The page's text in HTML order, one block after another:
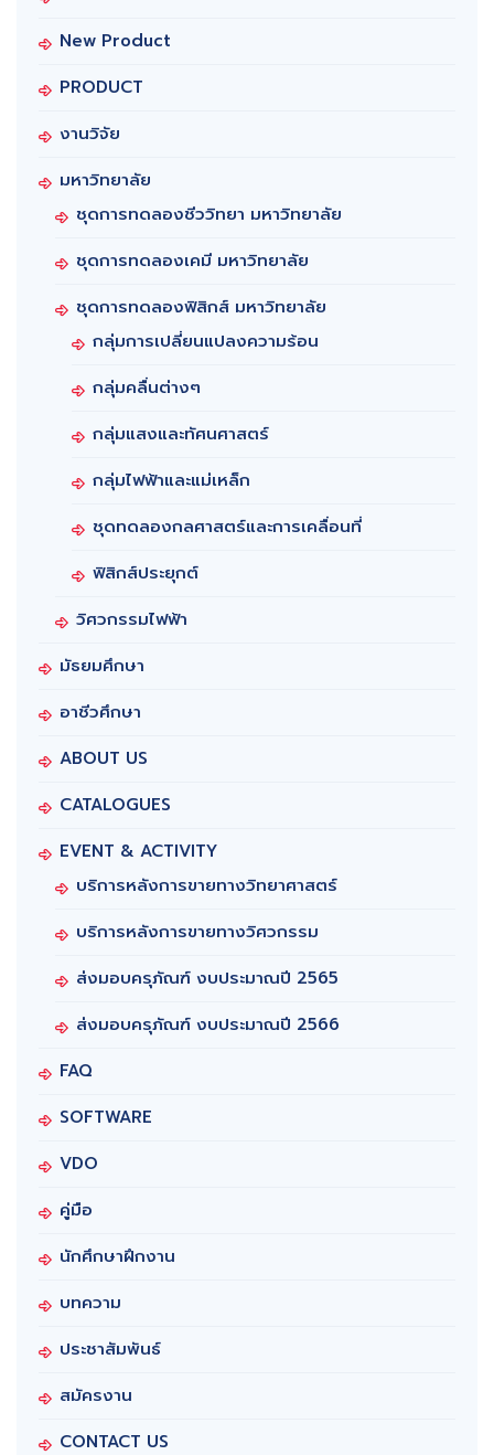
New Product
PRODUCT
งานวิจัย
มหาวิทยาลัย
ชุดการทดลองชีววิทยา มหาวิทยาลัย
ชุดการทดลองเคมี มหาวิทยาลัย
ชุดการทดลองฟิสิกส์ มหาวิทยาลัย
กลุ่มการเปลี่ยนแปลงความร้อน
กลุ่มคลื่นต่างๆ
กลุ่มแสงและทัศนศาสตร์
กลุ่มไฟฟ้าและแม่เหล็ก
ชุดทดลองกลศาสตร์และการเคลื่อนที่
ฟิสิกส์ประยุกต์
วิศวกรรมไฟฟ้า
มัธยมศึกษา
อาชีวศึกษา
ABOUT US
CATALOGUES
EVENT & ACTIVITY
บริการหลังการขายทางวิทยาศาสตร์
บริการหลังการขายทางวิศวกรรม
ส่งมอบครุภัณฑ์ งบประมาณปี 2565
ส่งมอบครุภัณฑ์ งบประมาณปี 2566
FAQ
SOFTWARE
VDO
คู่มือ
นักศึกษาฝึกงาน
บทความ
ประชาสัมพันธ์
สมัครงาน
CONTACT US